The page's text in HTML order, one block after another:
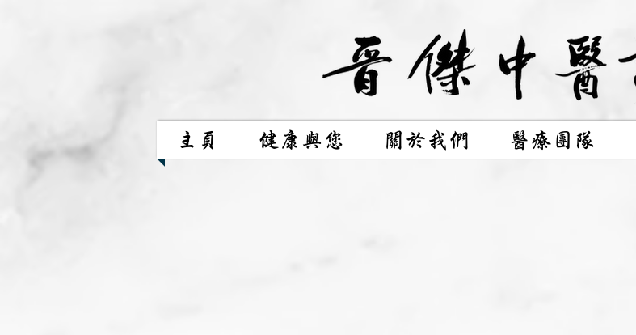
主頁 健康與您 關於我們 醫療團隊